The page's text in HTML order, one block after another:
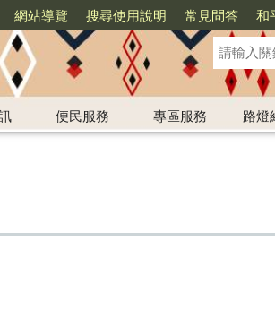
網站導覽 搜尋使用說明 常見問答 和
便民服務 專區服務
路燈